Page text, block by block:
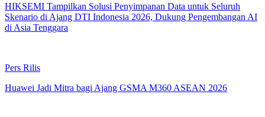
HIKSEMI Tampilkan Solusi Penyimpanan Data untuk Seluruh
Skenario di Ajang DTI Indonesia 2026, Dukung Pengembangan AI
di Asia Tenggara
Pers Rilis
Huawei Jadi Mitra bagi Ajang GSMA M360 ASEAN 2026